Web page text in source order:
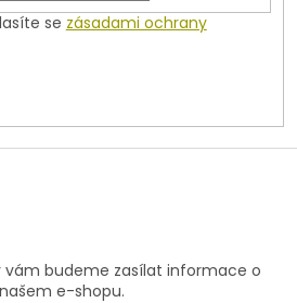
se zásadami ochrany
budeme zasílat informace o
e-shopu.